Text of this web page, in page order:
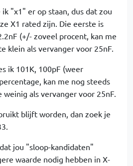
"x1" er op staan, dus dat zou
X1 rated zijn. Die eerste is
(+/- zoveel procent, kan me
klein als vervanger voor 25nF.
ik 101K, 100pF (weer
kan me nog steeds
weinig als vervanger voor 25nF.
blijft worden, dan zoek je
jou "sloop-kandidaten"
waarde nodig hebben in X-